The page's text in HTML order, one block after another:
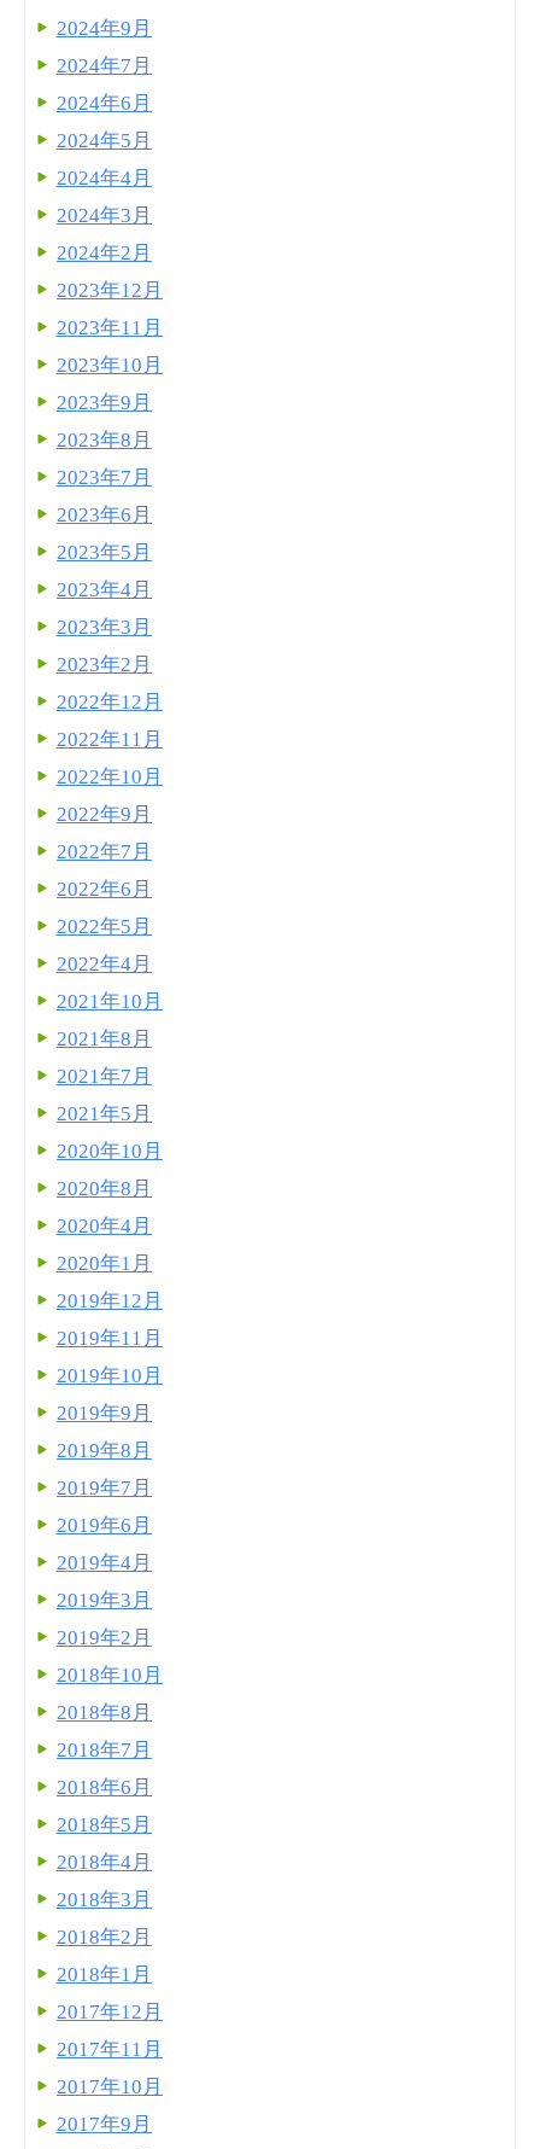
2024年9月
2024年7月
2024年6月
2024年5月
2024年4月
2024年3月
2024年2月
2023年12月
2023年11月
2023年10月
2023年9月
2023年8月
2023年7月
2023年6月
2023年5月
2023年4月
2023年3月
2023年2月
2022年12月
2022年11月
2022年10月
2022年9月
2022年7月
2022年6月
2022年5月
2022年4月
2021年10月
2021年8月
2021年7月
2021年5月
2020年10月
2020年8月
2020年4月
2020年1月
2019年12月
2019年11月
2019年10月
2019年9月
2019年8月
2019年7月
2019年6月
2019年4月
2019年3月
2019年2月
2018年10月
2018年8月
2018年7月
2018年6月
2018年5月
2018年4月
2018年3月
2018年2月
2018年1月
2017年12月
2017年11月
2017年10月
2017年9月